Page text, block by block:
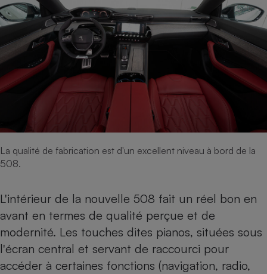
La qualité de fabrication est d'un excellent niveau à bord de la
508.
L'intérieur de la nouvelle 508 fait un réel bon en
avant en termes de qualité perçue et de
modernité. Les touches dites pianos, situées sous
l'écran central et servant de raccourci pour
accéder à certaines fonctions (navigation, radio,
Cafetière à expressos
Robot ménager